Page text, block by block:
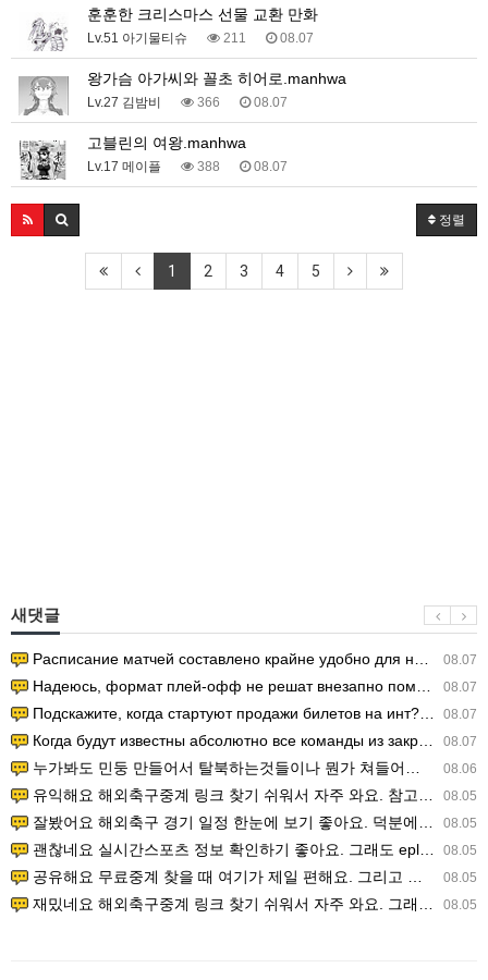
훈훈한 크리스마스 선물 교환 만화
Lv.51 아기물티슈 211 08.07
왕가슴 아가씨와 꼴초 히어로.manhwa
Lv.27 김밤비 366 08.07
고블린의 여왕.manhwa
Lv.17 메이플 388 08.07
정렬
1 2 3 4 5
새댓글
08.07
Расписание матчей составлено крайне удобно для нашего часово…
08.07
Надеюсь, формат плей-офф не решат внезапно поменять. https:/…
08.07
Подскажите, когда стартуют продажи билетов на инт? https://g…
08.07
Когда будут известны абсолютно все команды из закрытых квали…
08.06
누가봐도 민둥 만들어서 탈북하는것들이나 뭔가 쳐들어오는 낌새를 미리 알아차리기 위함이지 저걸 전쟁준비라고 하…
08.05
유익해요 해외축구중계 링크 찾기 쉬워서 자주 와요. 참고로 무료스포츠중계 정보 확인할 때 출처 꼭 체크해요.…
08.05
잘봤어요 해외축구 경기 일정 한눈에 보기 좋아요. 덕분에 epl중계 볼 때 공식 중계 채널 먼저 찾아봐요. …
08.05
괜찮네요 실시간스포츠 정보 확인하기 좋아요. 그래도 epl중계 볼 때 공식 중계 채널 먼저 찾아봐요. 북마크…
08.05
공유해요 무료중계 찾을 때 여기가 제일 편해요. 그리고 무료스포츠중계 정보 확인할 때 출처 꼭 체크해요. 앞…
08.05
재밌네요 해외축구중계 링크 찾기 쉬워서 자주 와요. 그래서 해외축구중계도 정식 서비스로 봐야 안전해요. 다음…